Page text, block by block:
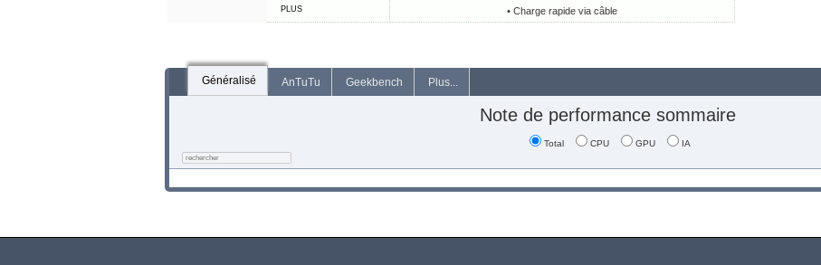
PLUS • Charge rapide via câble
Généralisé AnTuTu Geekbench Plus...
Note de performance sommaire
Total CPU GPU IA